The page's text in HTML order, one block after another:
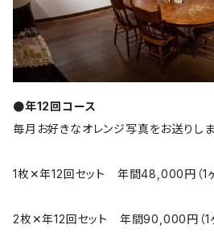
●年12回コース
毎月お好きなオレンジ写真をお送りしま
1枚✕年12回セット 年間48,000円（1
2枚✕年12回セット 年間90,000円（1